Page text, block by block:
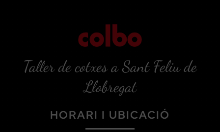
Taller de cotxes a Sant Feliu de
Llobregat
HORARI I UBICACIÓ